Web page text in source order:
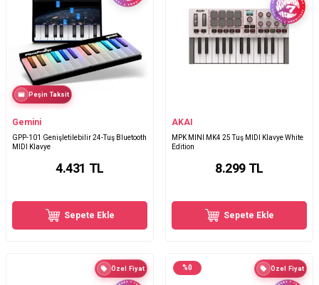
Peşin Taksit
Gemini
GPP-101 Genişletilebilir 24-Tuş Bluetooth
MIDI Klavye
4.431 TL
Sepete Ekle
AKAI
MPK MINI MK4 25 Tuş MIDI Klavye White
Edition
8.299 TL
Sepete Ekle
Özel Fiyat %0 Özel Fiyat